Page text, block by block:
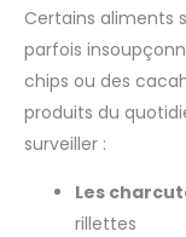
Certains aliments
parfois
chips ou des
produits du
surveiller :
Les
rillettes